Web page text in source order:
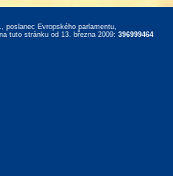
Evropského parlamentu,
tuto stránku od 13. března 2009: 396999464